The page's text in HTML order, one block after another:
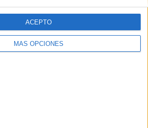
MÁS OPCIONES
ACEPTO